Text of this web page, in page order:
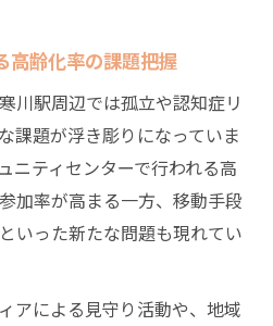
高齢化率の課題把握
川駅周辺では孤立や認知症リ
課題が浮き彫りになっていま
ニティセンターで行われる高
加率が高まる一方、移動手段
いった新たな問題も現れてい
アによる見守り活動や、地域